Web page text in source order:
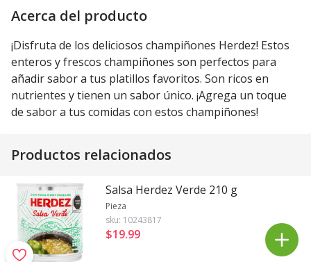
Acerca del producto
¡Disfruta de los deliciosos champiñones Herdez! Estos
enteros y frescos champiñones son perfectos para
añadir sabor a tus platillos favoritos. Son ricos en
nutrientes y tienen un sabor único. ¡Agrega un toque
de sabor a tus comidas con estos champiñones!
Productos relacionados
Salsa Herdez Verde 210 g
Pieza
sku: 10243817
$19.99